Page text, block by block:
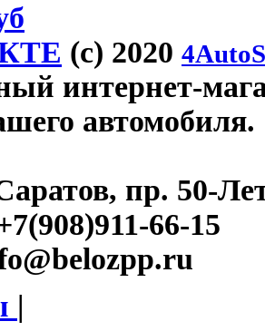
(c) 2020
интернет-
автомобиля.
пр. 50-
66-15
|